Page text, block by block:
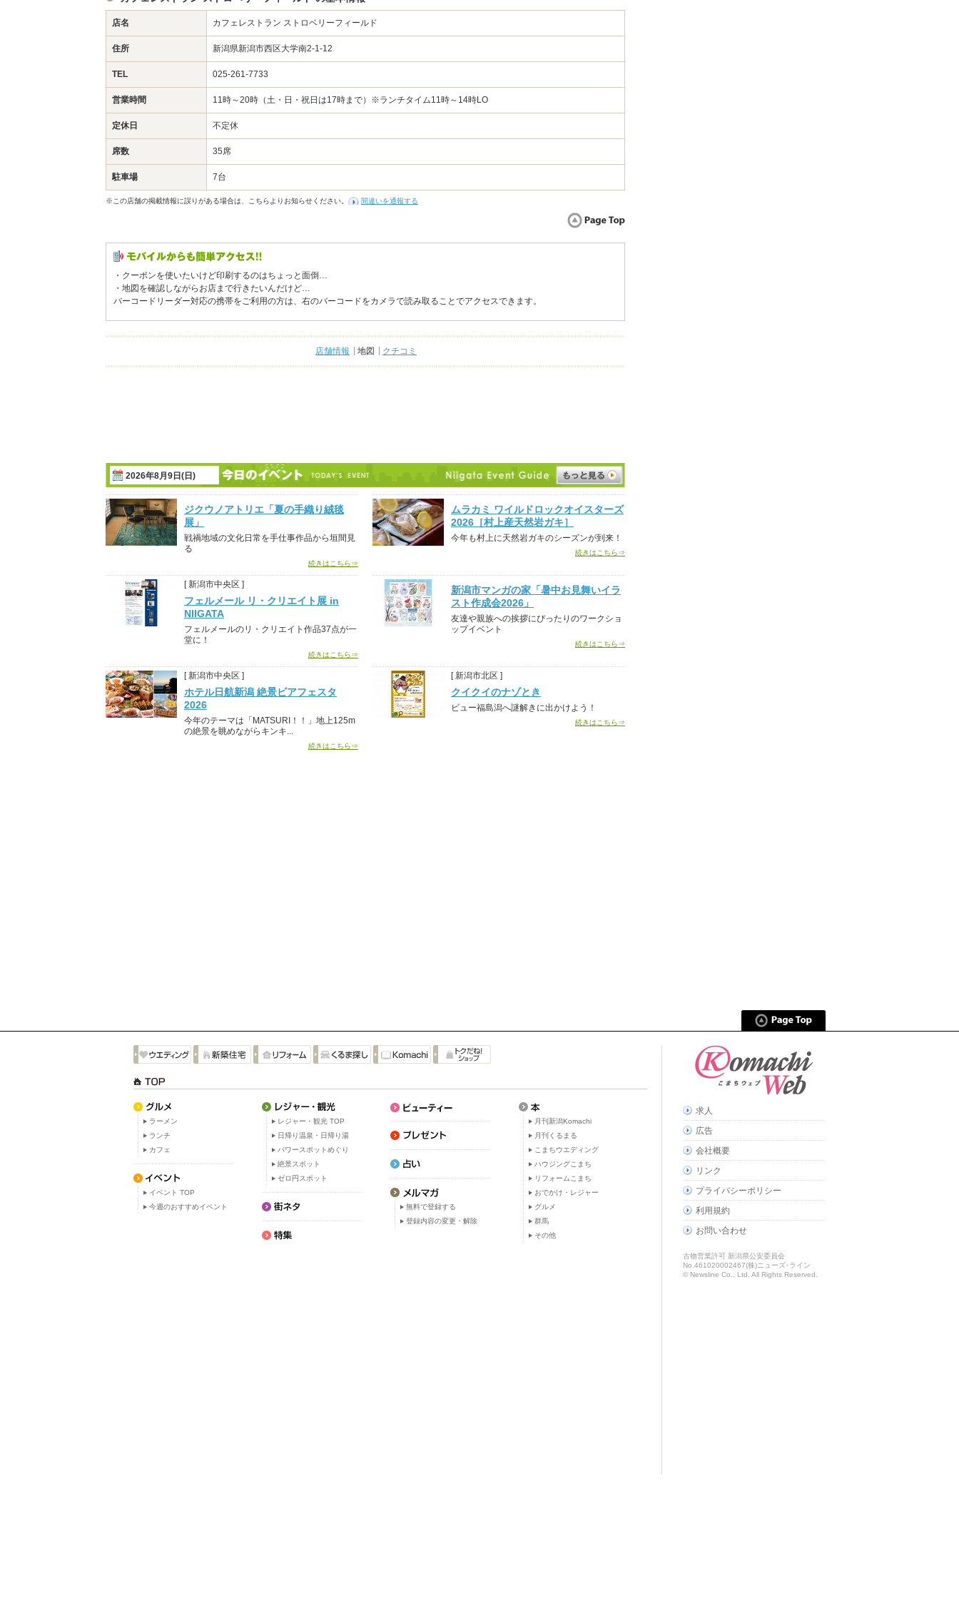
店名 カフェレストラン ストロベリーフィールド
住所 新潟県新潟市西区大学南2-1-12
TEL 025-261-7733
営業時間 11時～20時（土・日・祝日は17時まで）※ランチタイム11時～14時LO
定休日 不定休
席数 35席
駐車場 7台
※この店舗の掲載情報に誤りがある場合は、こちらよりお知らせください。 間違いを通報する
・クーポンを使いたいけど印刷するのはちょっと面倒…
・地図を確認しながらお店まで行きたいんだけど…
バーコードリーダー対応の携帯をご利用の方は、右のバーコードをカメラで読み取ることでアクセスできます。
店舗情報 地図 クチコミ
2026年8月9日(日)
ジクウノアトリエ「夏の手織り絨毯
展」
戦禍地域の文化日常を手仕事作品から垣間見
る
続きはこちら⇒
ムラカミ ワイルドロックオイスターズ
2026［村上産天然岩ガキ］
今年も村上に天然岩ガキのシーズンが到来！
続きはこちら⇒
[ 新潟市中央区 ]
フェルメール リ・クリエイト展 in
NIIGATA
フェルメールのリ・クリエイト作品37点が一
堂に！
続きはこちら⇒
新潟市マンガの家「暑中お見舞いイラ
スト作成会2026」
友達や親族への挨拶にぴったりのワークショ
ップイベント
続きはこちら⇒
[ 新潟市中央区 ]
ホテル日航新潟 絶景ビアフェスタ
2026
今年のテーマは「MATSURI！！」地上125m
の絶景を眺めながらキンキ...
続きはこちら⇒
[ 新潟市北区 ]
クイクイのナゾとき
ビュー福島潟へ謎解きに出かけよう！
続きはこちら⇒
ラーメン
ランチ
カフェ
イベント TOP
今週のおすすめイベント
レジャー・観光 TOP
日帰り温泉・日帰り湯
パワースポットめぐり
絶景スポット
ゼロ円スポット
無料で登録する
登録内容の変更・解除
月刊新潟Komachi
月刊くるまる
こまちウエディング
ハウジングこまち
リフォームこまち
おでかけ・レジャー
グルメ
群馬
その他
求人
広告
会社概要
リンク
プライバシーポリシー
利用規約
お問い合わせ
古物営業許可 新潟県公安委員会
No.461020002467(株)ニューズ･ライン
© Newsline Co., Ltd. All Rights Reserved.